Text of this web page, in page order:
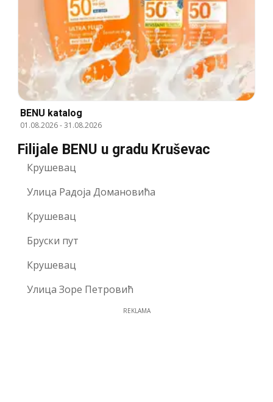
BENU katalog
01.08.2026-31.08.2026
Filijale BENU u gradu Kruševac
Крушевац
Улица Радоја Домановића
Крушевац
Бруски пут
Крушевац
Улица Зоре Петровић
REKLAMA